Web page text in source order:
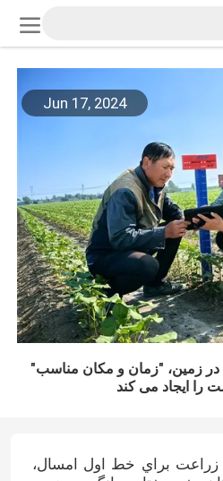
Jun 17, 2024
زمین، "زمان و مکان مناسب"
را ایجاد می کند
زراعت براي خط اول امسال،